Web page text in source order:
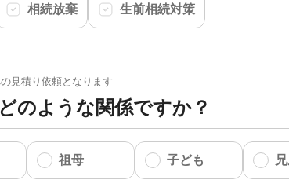
相続放棄 生前相続対策
見積り依頼となります
のような関係ですか？
祖母 子ども